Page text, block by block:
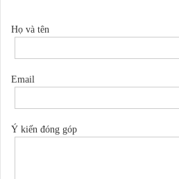
Họ và tên
Email
Ý kiến đóng góp